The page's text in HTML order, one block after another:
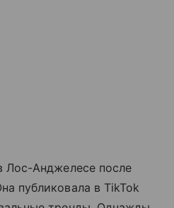
Лос-Анджелесе после
публиковала в TikTok